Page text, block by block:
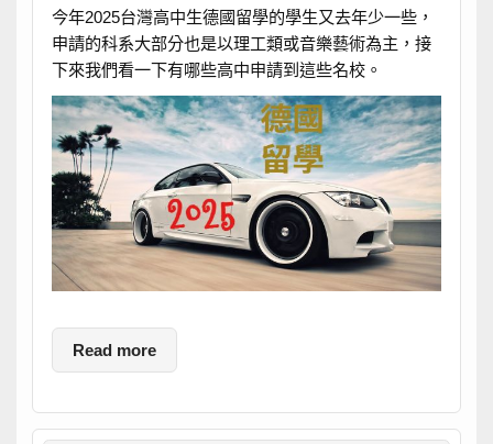
今年2025台灣高中生德國留學的學生又去年少一些，
申請的科系大部分也是以理工類或音樂藝術為主，接
下來我們看一下有哪些高中申請到這些名校。
Read more